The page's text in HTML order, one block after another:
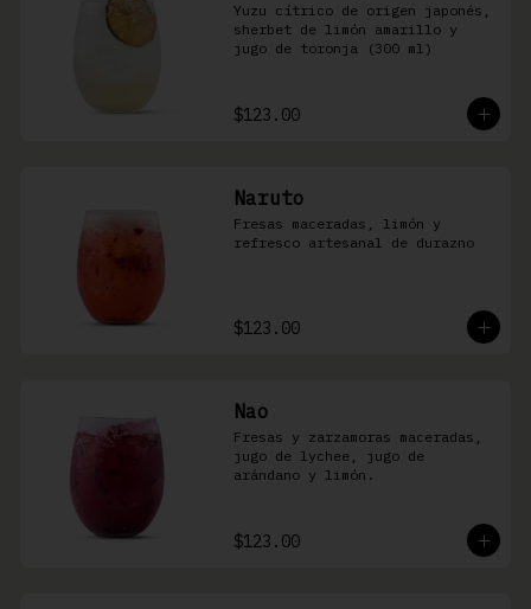
Yuzu cítrico de origen japonés,
sherbet de limón amarillo y
jugo de toronja (300 ml)
$123.00
Naruto
Fresas maceradas, limón y
refresco artesanal de durazno
$123.00
Nao
Fresas y zarzamoras maceradas,
jugo de lychee, jugo de
arándano y limón.
$123.00